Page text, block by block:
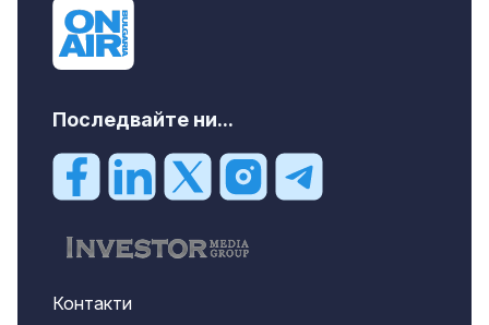
Последвайте ни...
Контакти